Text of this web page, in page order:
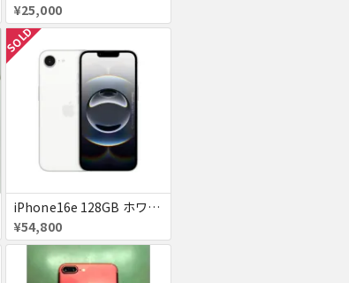
¥25,000
SOLD
iPhone16e 128GB ホワイト 送料無料
¥54,800